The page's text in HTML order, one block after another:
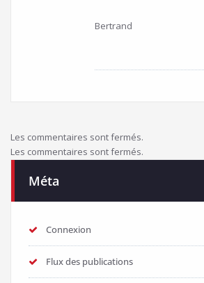
Bertrand
Les commentaires sont fermés.
Les commentaires sont fermés.
Méta
Connexion
Flux des publications